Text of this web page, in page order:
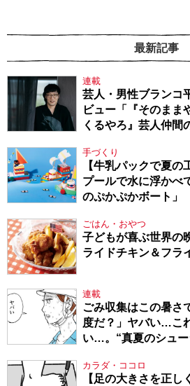
最新記事
連載
芸人・男性ブランコ
ビュー「『そのまま
くるやろ』芸人仲間
手づくり
【牛乳パックで夏
プールで水に浮かべ
のぷかぷかボート」
ごはん・おやつ
子どもが喜ぶ世界の
ライドチキン＆フラ
連載
ごみ収集はこの暑さ
度だ？」ヤバい…こ
い…。“真夏のシュ
カラダ・ココロ
【足の大きさを正